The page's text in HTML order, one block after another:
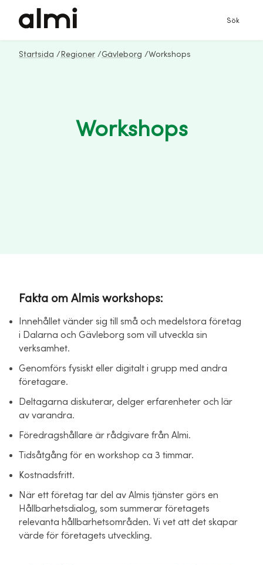
Sök
Startsida / Regioner /Gävleborg /Workshops
Workshops
Fakta om Almis workshops:
Innehållet vänder sig till små och medelstora företag
i Dalarna och Gävleborg som vill utveckla sin
verksamhet.
Genomförs fysiskt eller digitalt i grupp med andra
företagare.
Deltagarna diskuterar, delger erfarenheter och lär
av varandra.
Föredragshållare är rådgivare från Almi.
Tidsåtgång för en workshop ca 3 timmar.
Kostnadsfritt.
När ett företag tar del av Almis tjänster görs en
Hållbarhetsdialog, som summerar företagets
relevanta hållbarhetsområden. Vi vet att det skapar
värde för företagets utveckling.